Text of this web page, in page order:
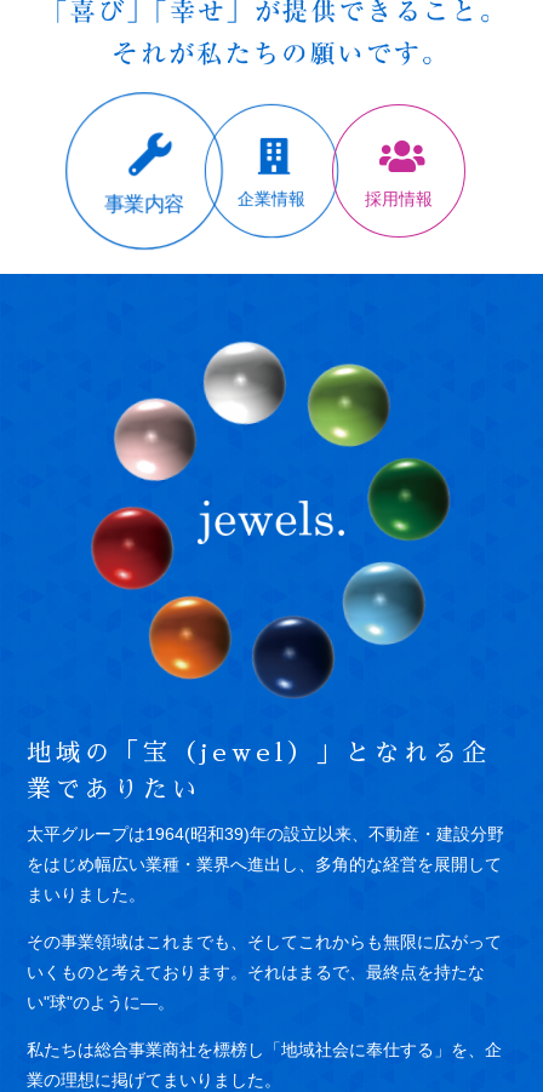
事業内容 企業情報 採用情報
地域の「宝（jewel）」となれる企
業でありたい
太平グループは1964(昭和39)年の設立以来、不動産・建設分野
をはじめ幅広い業種・業界へ進出し、多角的な経営を展開して
まいりました。
その事業領域はこれまでも、そしてこれからも無限に広がって
いくものと考えております。それはまるで、最終点を持たな
い"球"のように―。
私たちは総合事業商社を標榜し「地域社会に奉仕する」を、企
業の理想に掲げてまいりました。